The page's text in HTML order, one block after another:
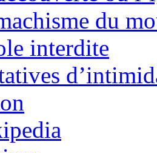
du
interdite